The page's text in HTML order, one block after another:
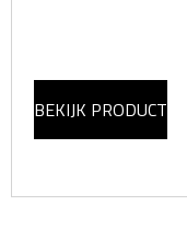
BEKIJK PRODUCT